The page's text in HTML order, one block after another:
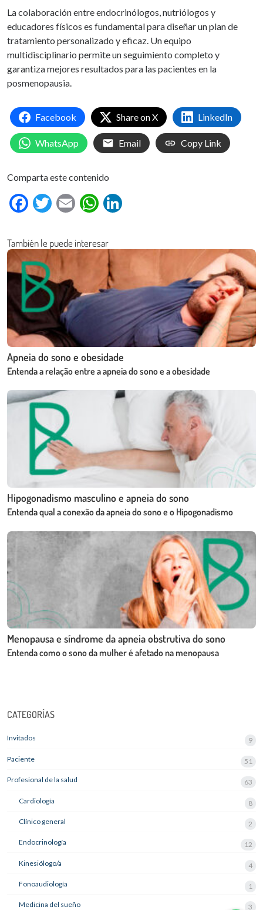
La colaboración entre endocrinólogos, nutriólogos y
educadores físicos es fundamental para diseñar un plan de
tratamiento personalizado y eficaz. Un equipo
multidisciplinario permite un seguimiento completo y
garantiza mejores resultados para las pacientes en la
posmenopausia.
Facebook Share on X LinkedIn
WhatsApp Email Copy Link
Comparta este contenido
Facebook
Twitter
EmailWhatsApp
También le puede interesar
Apneia do sono e obesidade
Entenda a relação entre a apneia do sono e a obesidade
Hipogonadismo masculino e apneia do sono
Entenda qual a conexão da apneia do sono e o Hipogonadismo
Menopausa e síndrome da apneia obstrutiva do sono
Entenda como o sono da mulher é afetado na menopausa
CATEGORÍAS
Invitados 9
Paciente 51
Profesional de la salud 63
Cardiología 8
Clínico general 2
Endocrinología 12
Kinesiólogo/a 4
Fonoaudiología 1
Medicina del sueño 3